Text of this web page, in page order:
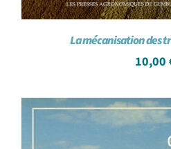
La mécanisation des
10,00